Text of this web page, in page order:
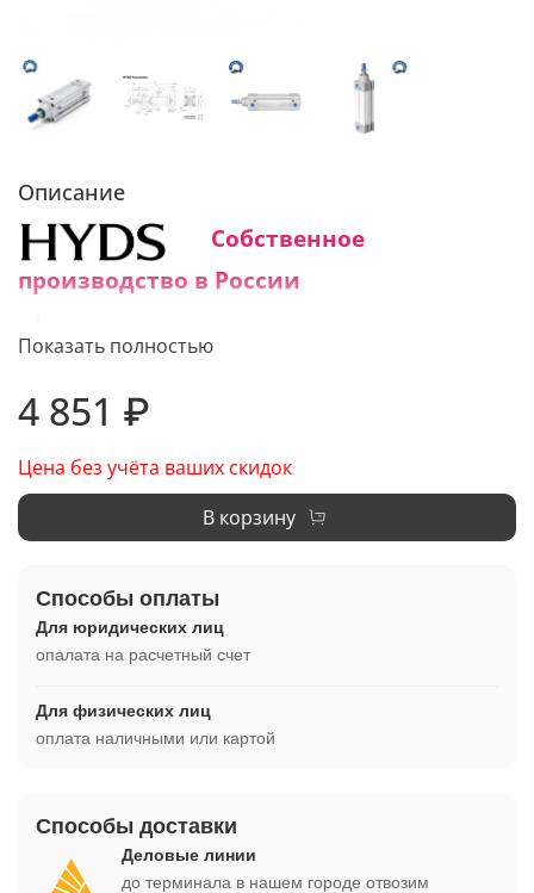
Описание
Собственное
производство в России
Средний срок изготовления:
Показать полностью
4 851 ₽
Цена без учёта ваших скидок
В корзину
Способы оплаты
Для юридических лиц
опалата на расчетный счет
Для физических лиц
оплата наличными или картой
Способы доставки
Деловые линии
до терминала в нашем городе отвозим